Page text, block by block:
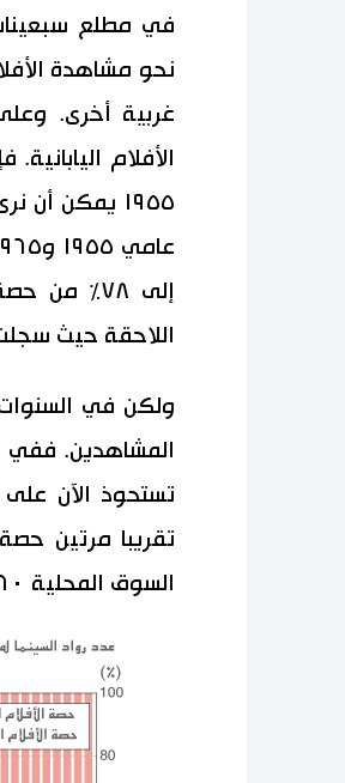
في مطلع سبعينات
نحو مشاهدة
غربية أخرى.
الأفلام
١٩٥٥ يمكن
إلى ٧٨٪
اللاحقة حيث سجلت ٢٧٫١٪ في عام
ولكن في السنوات
تقريبا مرتين
السوق المحلية ٦٠٪ وذلك في عام ١٩٦٩ أي قبل أكثر من ٤٠ عاما.